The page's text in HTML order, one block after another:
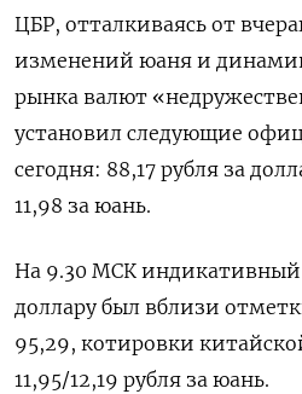
ЦБР, отталкиваясь от
изменений юаня и
рынка валют
установил следующие
сегодня: 88,17 рубля за
11,98 за юань.
На 9.30 МСК индикативный
доллару был вблизи
95,29, котировки
11,95/12,19 рубля за юань.